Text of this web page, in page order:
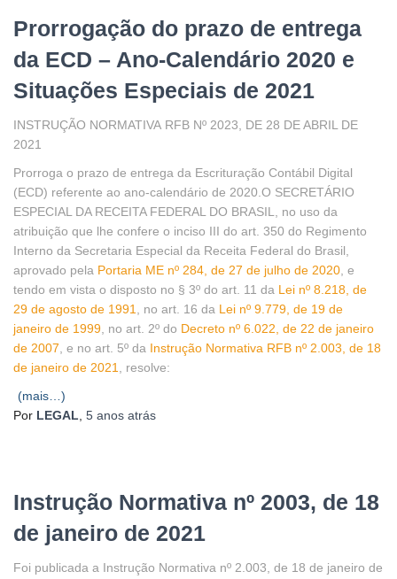
Prorrogação do prazo de entrega
da ECD – Ano-Calendário 2020 e
Situações Especiais de 2021
INSTRUÇÃO NORMATIVA RFB Nº 2023, DE 28 DE ABRIL DE
2021
Prorroga o prazo de entrega da Escrituração Contábil Digital
(ECD) referente ao ano-calendário de 2020.O SECRETÁRIO
ESPECIAL DA RECEITA FEDERAL DO BRASIL, no uso da
atribuição que lhe confere o inciso III do art. 350 do Regimento
Interno da Secretaria Especial da Receita Federal do Brasil,
aprovado pela Portaria ME nº 284, de 27 de julho de 2020 , e
tendo em vista o disposto no § 3º do art. 11 da Lei nº 8.218, de
29 de agosto de 1991
, no art. 16 da Lei nº 9.779, de 19 de
janeiro de 1999 , no art. 2º do Decreto nº 6.022, de 22 de janeiro
de 2007 , e no art. 5º da Instrução Normativa RFB nº 2.003, de 18
de janeiro de 2021
, resolve:
(mais…)
Por LEGAL 5 anos atrás
Instrução Normativa nº 2003, de 18
de janeiro de 2021
Foi publicada a Instrução Normativa nº 2.003, de 18 de janeiro de